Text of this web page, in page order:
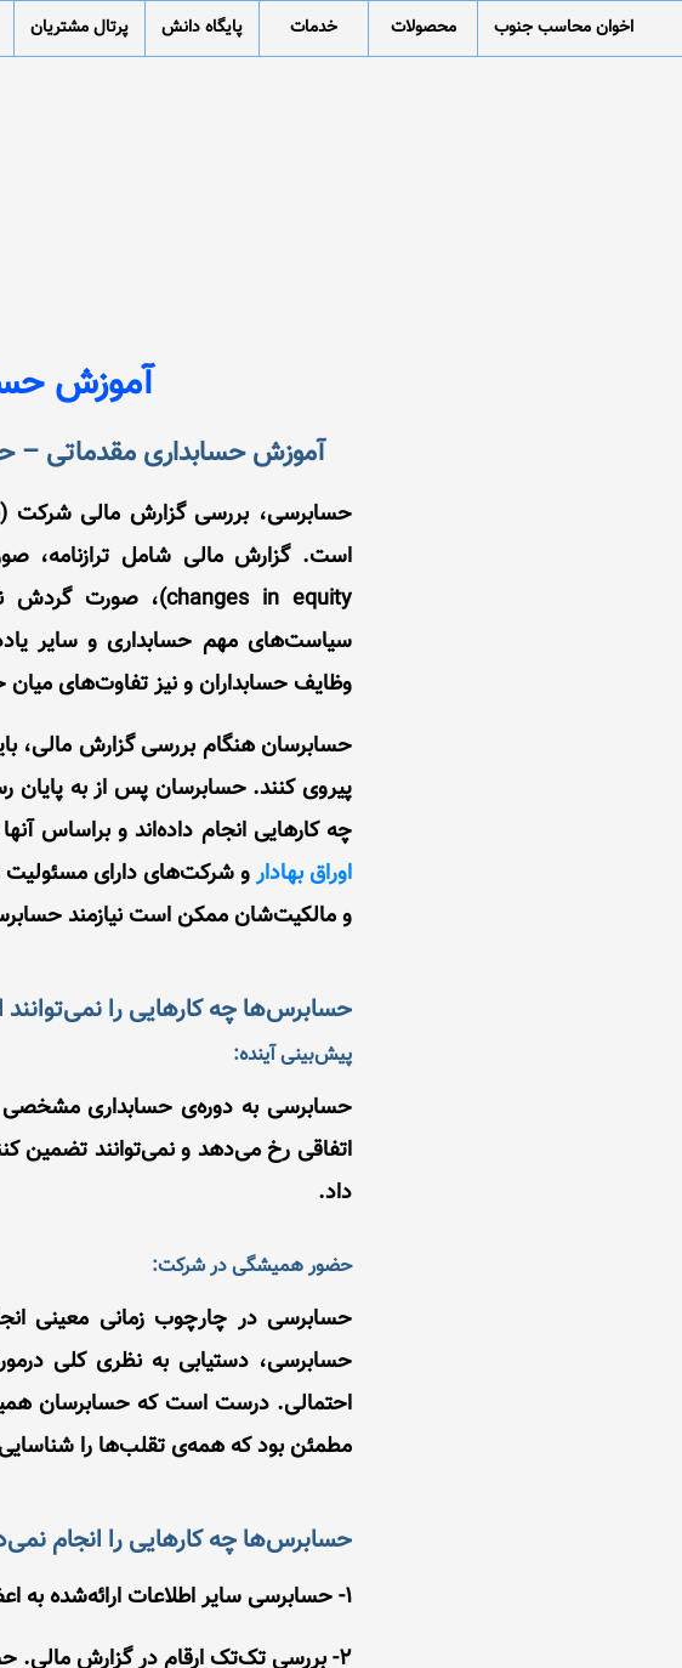
اخوان محاسب جنوب محصولات خدمات پایگاه دانش پرتال مشتریان
آموزش
آموزش حسابداری مقدماتی –
حسابرسی، بررسی گزارش مالی شرکت
است. گزارش مالی شامل ترازنامه،
سیاست‌های مهم حسابداری و سایر
وظایف حسابداران و نیز تفاوت‌های
حسابرسان هنگام بررسی گزارش مالی،
پیروی کنند. حسابرسان پس از به
چه کارهایی انجام داده‌اند و براساس
اوراق بهادارو شرکت‌های دارای مسئولیت
و مالکیت‌شان ممکن است نیازمند
حسابرس‌ها چه کارهایی را نمی‌توانند
پیش‌بینی آینده:
حسابرسی به دوره‌ی حسابداری مشخصی
اتفاقی رخ می‌دهد و نمی‌توانند تضمین
داد.
حضور همیشگی در شرکت:
حسابرسی در چارچوب زمانی معینی
حسابرسی، دستیابی‌ به نظری کلی
احتمالی. درست است که حسابرسان
مطمئن بود که همه‌ی تقلب‌ها را
حسابرس‌ها چه کارهایی را انجام
1- حسابرسی سایر اطلاعات ارائه‌شده به اعضای شرکت، برای نمونه گزارش ارائه‌شده به مدیران.
2- بررسی تک‌تک ارقام در گزارش مالی. حسابرسی فقط براساس بررسی گزیده‌ای از اقلام انجام می‌شود.